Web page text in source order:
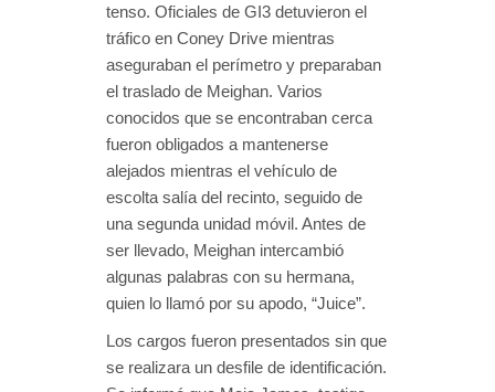
tenso. Oficiales de GI3 detuvieron el
tráfico en Coney Drive mientras
aseguraban el perímetro y preparaban
el traslado de Meighan. Varios
conocidos que se encontraban cerca
fueron obligados a mantenerse
alejados mientras el vehículo de
escolta salía del recinto, seguido de
una segunda unidad móvil. Antes de
ser llevado, Meighan intercambió
algunas palabras con su hermana,
quien lo llamó por su apodo, “Juice”.
Los cargos fueron presentados sin que
se realizara un desfile de identificación.